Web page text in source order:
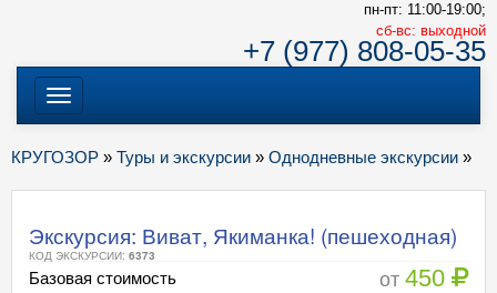
пн-пт: 11:00-19:00;
cб-вс: выходной
+7 (977) 808-05-35
Меню
КРУГОЗОР » Туры и экскурсии » Однодневные экскурсии »
Экскурсия: Виват, Якиманка! (пешеходная)
КОД ЭКСКУРСИИ: 6373
Базовая стоимость от 450